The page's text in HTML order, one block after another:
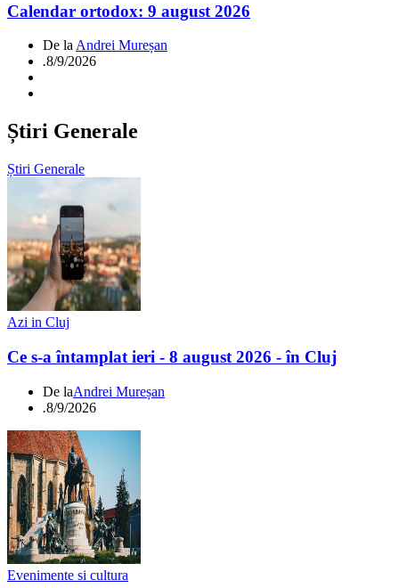
Calendar ortodox: 9 august 2026
De la Andrei Mureșan
.8/9/2026
Știri Generale
Știri Generale
Azi in Cluj
Ce s-a întamplat ieri - 8 august 2026 - în Cluj
De laAndrei Mureșan
.8/9/2026
Evenimente si cultura